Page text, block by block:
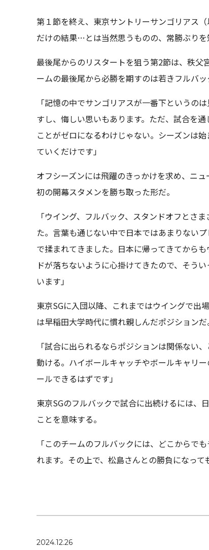
第１節を終え、東京サントリーサンゴリアス
だけの結果…とは当然思うものの、常勝ぶり
最後尾からのリスタートを狙う第2節は、秩
ームの最後尾から必勝を期すのは若きフルバッ
「記憶の中でサンゴリアスが一番下というの
すし、悔しい思いもあります。ただ、試合を
ことがゼロになるわけじゃない。シーズンは
ていくだけです」
オフシーズンには飛躍のきっかけを求め、ニ
初の開幕スタメンを勝ち取った形だ。
「ウイング、フルバック、スタンドオフとさ
た。言葉も通じない中で日本ではあまりない
で揉まれてきました。日本に帰ってきてから
ドが落ちないように心掛けてきたので、そう
います」
東京SGに入団以降、これまではウイングで出
は早稲田大学時代に慣れ親しんだポジションだ
「試合に出られるならポジションは関係ない
動ける。ハイボールキャッチやボールキャリ
ールできるはずです」
東京SGのフルバックで試合に出続けるには、
ことを意味する。
「このチームのフルバックには、どこからで
れます。その上で、松島さんとの勝負になっ
2024.12.26